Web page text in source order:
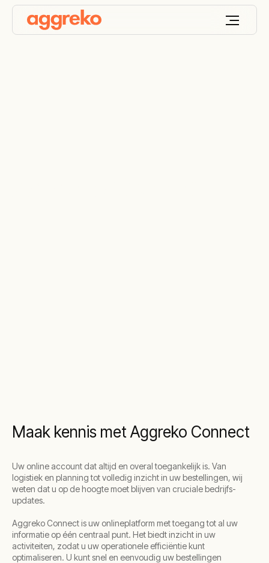
Maak kennis met Aggreko Connect
Uw online account dat altijd en overal toegankelijk is. Van
logistiek en planning tot volledig inzicht in uw bestellingen, wij
weten dat u op de hoogte moet blijven van cruciale bedrijfs-
updates.
Aggreko Connect is uw onlineplatform met toegang tot al uw
informatie op één centraal punt. Het biedt inzicht in uw
activiteiten, zodat u uw operationele efficiëntie kunt
optimaliseren. U kunt snel en eenvoudig uw bestellingen